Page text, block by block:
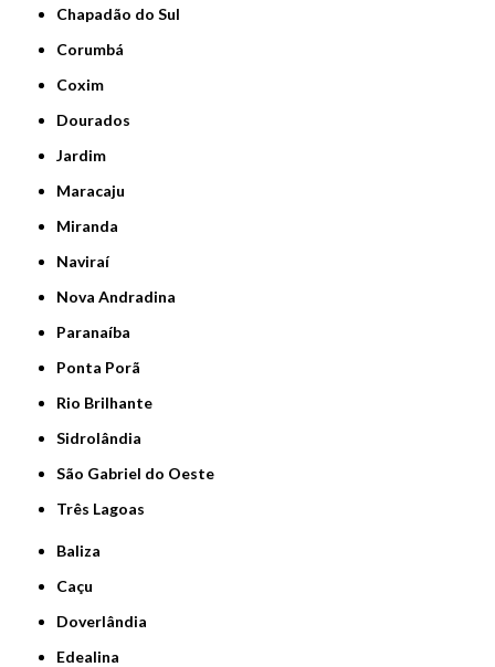
Chapadão do Sul
Corumbá
Coxim
Dourados
Jardim
Maracaju
Miranda
Naviraí
Nova Andradina
Paranaíba
Ponta Porã
Rio Brilhante
Sidrolândia
São Gabriel do Oeste
Três Lagoas
Baliza
Caçu
Doverlândia
Edealina